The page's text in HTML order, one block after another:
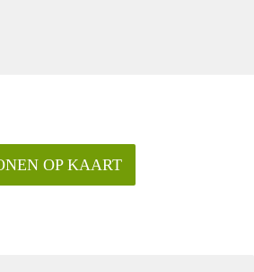
OP KAART